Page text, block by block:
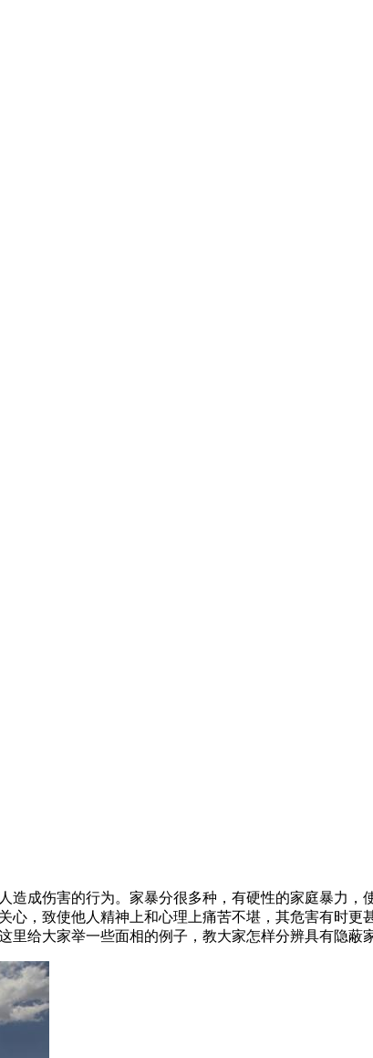
成伤害的行为。家暴分很多种，有硬性的家庭暴力
，致使他人精神上和心理上痛苦不堪，其危害有时更
给大家举一些面相的例子，教大家怎样分辨具有隐蔽